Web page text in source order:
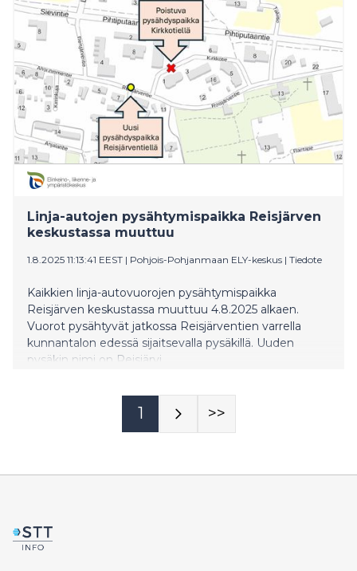
aamuyhteyden Raaheen ja Ouluun. Kokkolan ja
Kalajoen väliltä katkenneen iltapäiväyhteyden
palauttamista selvitetään.
Linja-autojen pysähtymispaikka Reisjärven
keskustassa muuttuu
1.8.2025 11:13:41 EEST | Pohjois-Pohjanmaan ELY-keskus | Tiedote
Kaikkien linja-autovuorojen pysähtymispaikka
Reisjärven keskustassa muuttuu 4.8.2025 alkaen.
Vuorot pysähtyvät jatkossa Reisjärventien varrella
kunnantalon edessä sijaitsevalla pysäkillä. Uuden
pysäkin nimi on Reisjärvi.
1 >>